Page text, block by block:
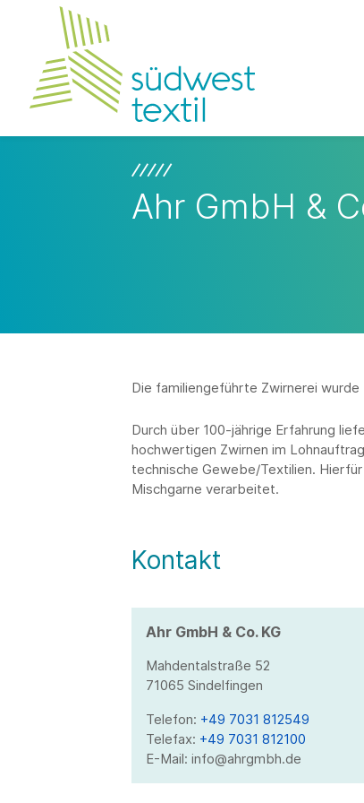
Ahr GmbH &
Die familiengeführte Zwirnerei
Durch über 100-jährige Erfahrung
hochwertigen Zwirnen im
technische Gewebe/Textilien.
Mischgarne verarbeitet.
Kontakt
Ahr GmbH & Co. KG
Mahdentalstraße 52
71065 Sindelfingen
Telefon: +49 7031 812549
Telefax: +49 7031 812100
E-Mail: info@ahrgmbh.de